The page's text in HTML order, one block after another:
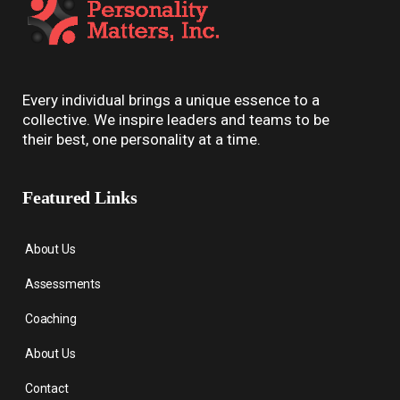
Every individual brings a unique essence to a
collective. We inspire leaders and teams to be
their best, one personality at a time.
Featured Links
About Us
Assessments
Coaching
About Us
Contact